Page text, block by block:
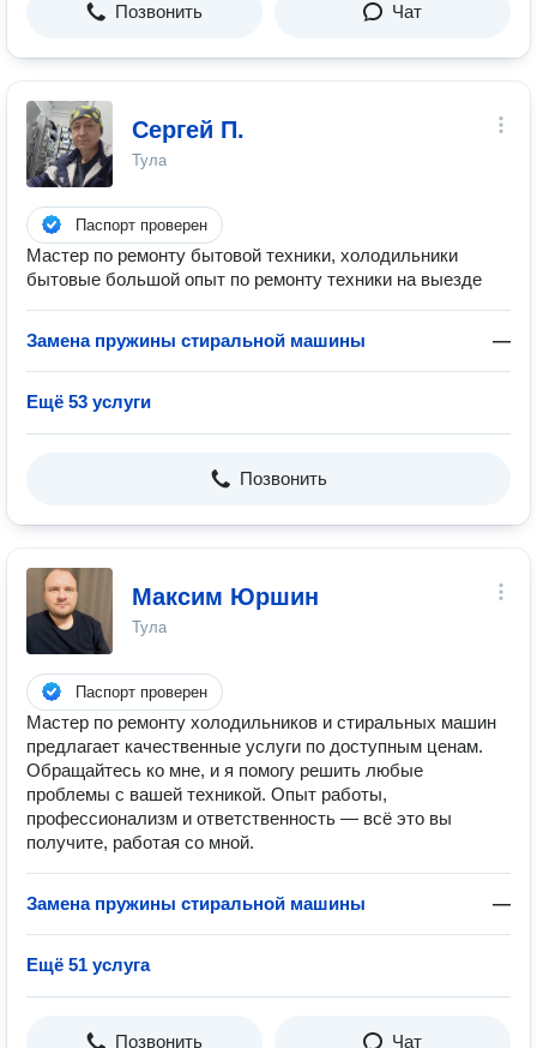
Позвонить Чат
Сергей П.
Тула
Паспорт проверен
Мастер по ремонту бытовой техники, холодильники
бытовые большой опыт по ремонту техники на выезде
Замена пружины стиральной машины —
Ещё 53 услуги
Позвонить
Максим Юршин
Тула
Паспорт проверен
Мастер по ремонту холодильников и стиральных машин
предлагает качественные услуги по доступным ценам.
Обращайтесь ко мне, и я помогу решить любые
проблемы с вашей техникой. Опыт работы,
профессионализм и ответственность — всё это вы
получите, работая со мной.
Замена пружины стиральной машины —
Ещё 51 услуга
Позвонить Чат